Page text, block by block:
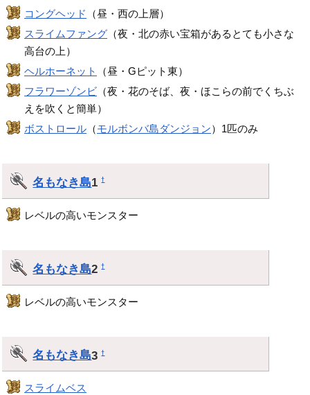
コングヘッド
（昼・西の上層）
スライムファング （夜・北の赤い宝箱があるとても小さな
高台の上）
ヘルホーネット
（昼・Gピット東）
フラワーゾンビ （夜・花のそば、夜・ほこらの前でくちぶ
えを吹くと簡単）
ボストロール （モルボンバ島ダンジョン）1匹のみ
名もなき島1†
レベルの高いモンスター
名もなき島2†
レベルの高いモンスター
名もなき島3†
スライムベス